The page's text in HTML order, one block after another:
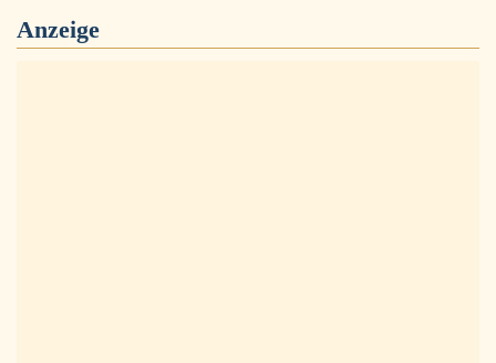
Anzeige